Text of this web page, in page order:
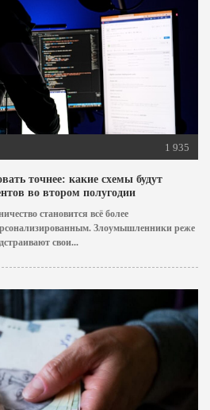
1 935
точнее: какие схемы будут
во втором полугодии
становится всё более
Злоумышленники реже
свои...